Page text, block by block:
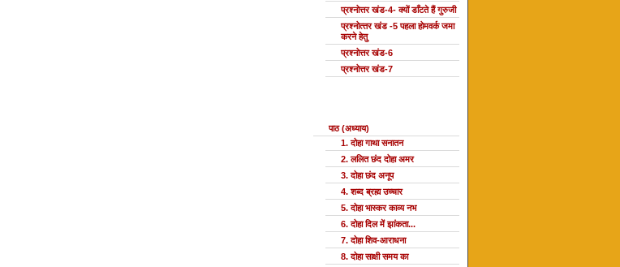
प्रश्नोत्तर खंड-4- क्यों डाँटते हैं गुरुजी
प्रश्‍नोत्‍तर खंड -5 पहला होमवर्क जमा
करने हेतु
प्रश्नोत्तर खंड-6
प्रश्नोत्तर खंड-7
पाठ (अध्याय)
1. दोहा गाथा सनातन
2. ललित छंद दोहा अमर
3. दोहा छंद अनूप
4. शब्द ब्रह्म उच्चार
5. दोहा भास्कर काव्य नभ
6. दोहा दिल में झांकता...
7. दोहा शिव-आराधना
8. दोहा साक्षी समय का